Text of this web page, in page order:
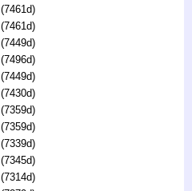
(7461d)
(7461d)
(7449d)
(7496d)
(7449d)
(7430d)
(7359d)
(7359d)
(7339d)
(7345d)
(7314d)